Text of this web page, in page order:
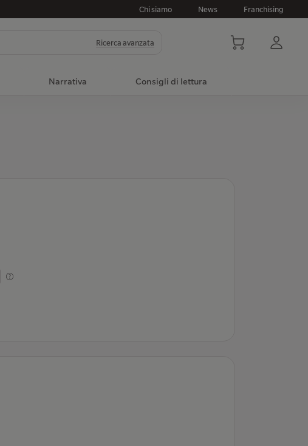
Chi siamo News Franchising
Ricerca avanzata
Narrativa Consigli di lettura